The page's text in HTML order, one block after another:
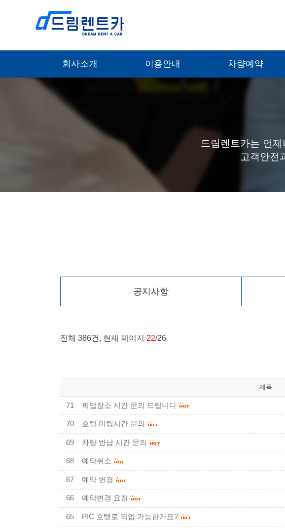
회사소개 이용안내 차량예약
드림렌트카는 언
고객안전
공지사항
전체 386건, 현재 페이지 22/26
제목
71 픽업장소 시간 문의 드립니다
70 호텔 미팅시간 문의
69 차량 반납 시간 문의
68 예약취소
67 예약 변경
66 예약변경 요청
65 PIC 호텔로 픽업 가능한가요?